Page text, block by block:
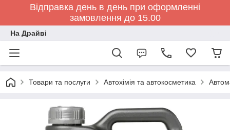
Відправка день в день при оформленні
замовлення до 15.00
На Драйві
Товари та послуги Автохімія та автокосметика